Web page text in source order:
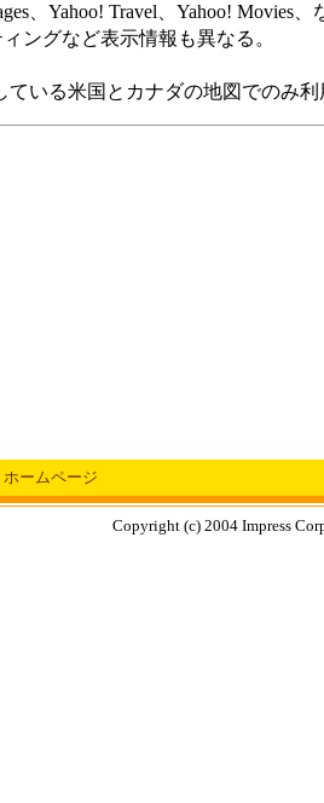
、Yahoo! Travel、Yahoo! Movies、
ングなど表示情報も異なる。
いる米国とカナダの地図でのみ利
ホームページ
Copyright (c) 2004 Impress